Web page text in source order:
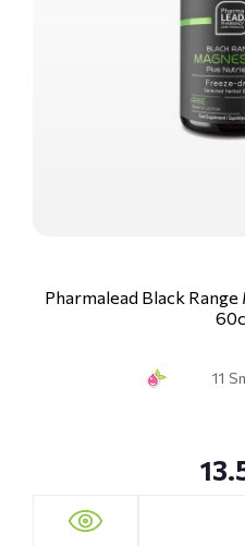
Pharmalead Black
11